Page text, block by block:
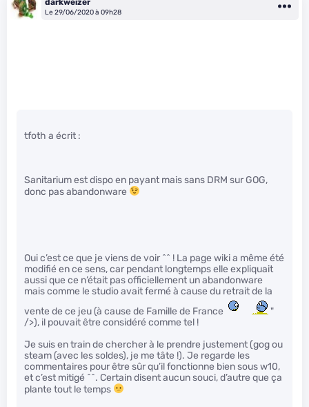
Le 29/06/2020 à 09h28
tfoth a écrit :
Sanitarium est dispo en payant mais sans DRM sur GOG,
donc pas abandonware
Oui c’est ce que je viens de voir ^^ ! La page wiki a même été
modifié en ce sens, car pendant longtemps elle expliquait
aussi que ce n’était pas officiellement un abandonware
mais comme le studio avait fermé à cause du retrait de la
vente de ce jeu (à cause de Famille de France
"
/>), il pouvait être considéré comme tel !
Je suis en train de chercher à le prendre justement (gog ou
steam (avec les soldes), je me tâte !). Je regarde les
commentaires pour être sûr qu’il fonctionne bien sous w10,
et c’est mitigé ^^. Certain disent aucun souci, d’autre que ça
plante tout le temps